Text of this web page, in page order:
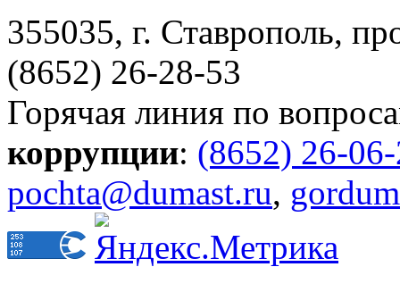
355035, г. Ставрополь,
(8652) 26-28-53
Горячая линия по
коррупции: (8652) 26-
pochta@dumast.ru,